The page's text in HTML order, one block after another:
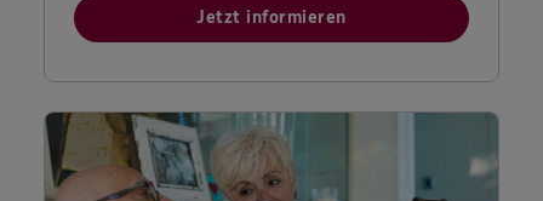
Jetzt informieren